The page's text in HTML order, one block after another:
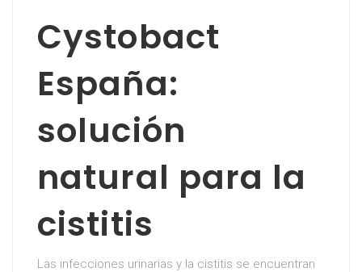
Cystobact
España:
solución
natural para la
cistitis
Las infecciones urinarias y la cistitis se encuentran